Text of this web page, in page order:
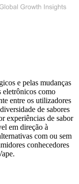
e pelas mudanças
eletrônicos como
entre os utilizadores
de sabores
experiências de sabor
em direção à
com ou sem
conhecedores